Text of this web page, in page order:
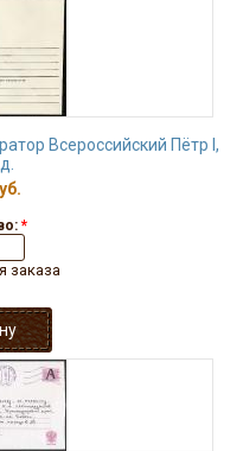
Всероссийский Пётр I,
*
заказа